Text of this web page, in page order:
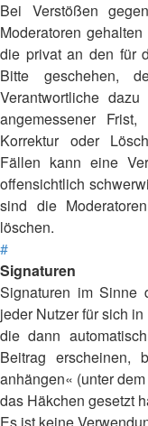
Bei Verstößen
Moderatoren
die privat an den für
Bitte geschehen,
Verantwortliche
angemessener
Korrektur oder
Fällen kann eine
offensichtlich
sind die
löschen.
#
Signaturen
Signaturen im Sinne
jeder Nutzer für sich
die dann
Beitrag erscheinen,
anhängen« (unter
das Häkchen gesetzt